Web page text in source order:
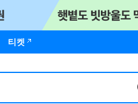
티켓